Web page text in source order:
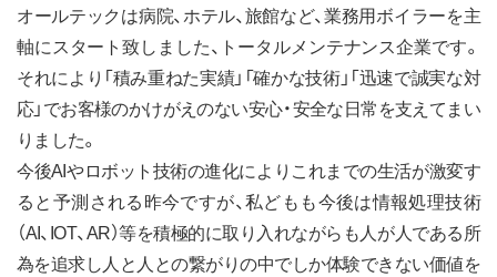
オールテックは病院、ホテル、旅館など、業務用ボイラーを主
軸にスタート致しました、トータルメンテナンス企業です。
それにより「積み重ねた実績」「確かな技術」「迅速で誠実な対
応」でお客様のかけがえのない安心・安全な日常を支えてまい
りました。
今後AIやロボット技術の進化によりこれまでの生活が激変す
ると予測される昨今ですが、私どもも今後は情報処理技術
（AI、IOT、AR）等を積極的に取り入れながらも人が人である所
為を追求し人と人との繋がりの中でしか体験できない価値を
お客様の声
会社案内
tel.096-200-5928
メールでのお問い合わせ